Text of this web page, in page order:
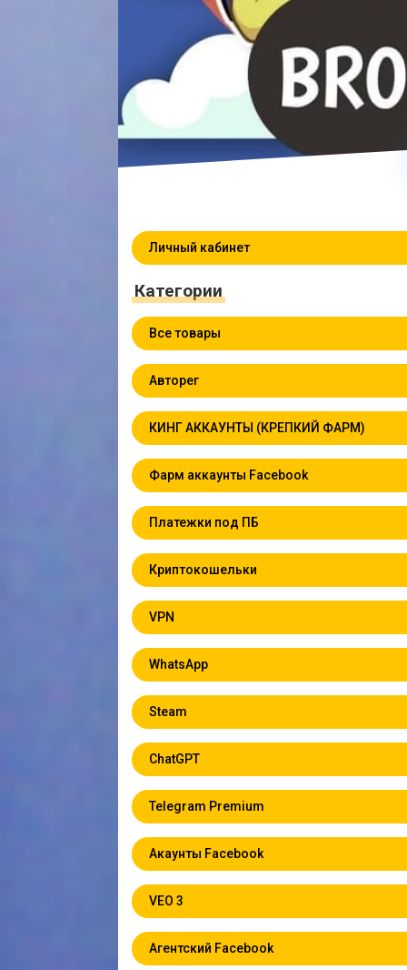
Личный кабинет
Категории
Все товары
Авторег
КИНГ АККАУНТЫ (КРЕПКИЙ ФАРМ)
Фарм аккаунты Facebook
Платежки под ПБ
Криптокошельки
VPN
WhatsApp
Steam
ChatGPT
Telegram Premium
Акаунты Facebook
VEO 3
Агентский Facebook